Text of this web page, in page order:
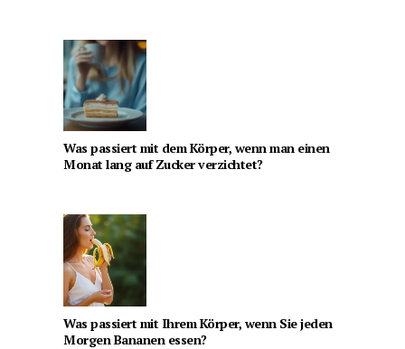
Was passiert mit dem Körper, wenn man einen
Monat lang auf Zucker verzichtet?
Was passiert mit Ihrem Körper, wenn Sie jeden
Morgen Bananen essen?